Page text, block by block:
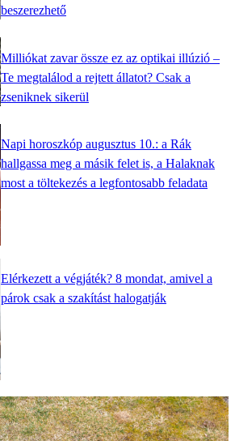
beszerezhető
Milliókat zavar össze ez az optikai illúzió –
Te megtalálod a rejtett állatot? Csak a
zseniknek sikerül
Napi horoszkóp augusztus 10.: a Rák
hallgassa meg a másik felet is, a Halaknak
most a töltekezés a legfontosabb feladata
Elérkezett a végjáték? 8 mondat, amivel a
párok csak a szakítást halogatják